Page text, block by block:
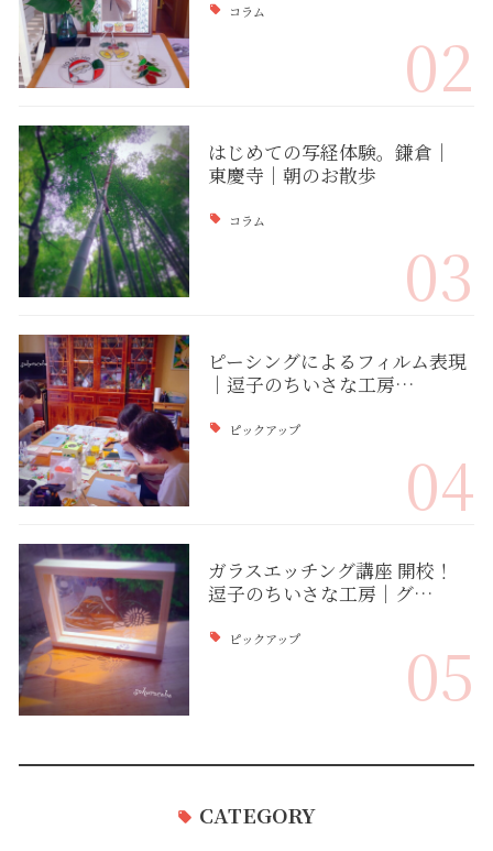
コラム
02
はじめての写経体験。鎌倉｜
東慶寺｜朝のお散歩
コラム
03
ピーシングによるフィルム表現
｜逗子のちいさな工房…
ピックアップ
04
ガラスエッチング講座 開校！
逗子のちいさな工房｜グ…
ピックアップ 05
CATEGORY